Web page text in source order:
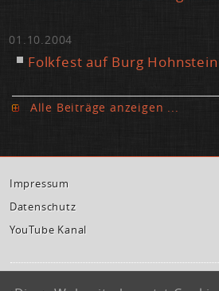
01.10.2004
Folk­fest auf Burg
Al­le Bei­trä­ge an­zei­gen ...
Im­pres­sum
Da­ten­schutz
You­Tube Ka­nal